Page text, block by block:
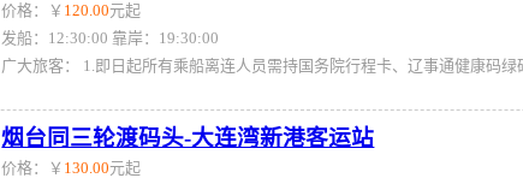
价格：￥ 120.00元起
发船：12:30:00 靠岸：19:30:00
烟台同三轮渡码头-大连湾新港客运站
价格：￥ 130.00元起